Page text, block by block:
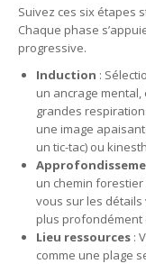
Suivez ces six étapes
Chaque phase
progressive.
Induction :
un ancrage
grandes
une image
un tic-tac) ou
un chemin
vous sur les
plus profondément
Lieu ressources :
comme une plage